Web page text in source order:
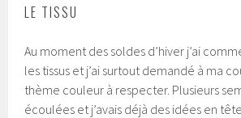
LE TISSU
Au moment des soldes d’hiver j’ai
les tissus et j’ai surtout demandé à ma
thème couleur à respecter. Plusieurs
écoulées et j’avais déjà des idées en